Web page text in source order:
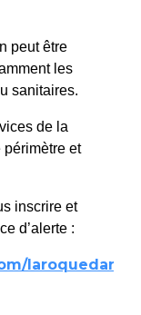
Social
en
peut être
les
sanitaires.
de la
et
inscrire et
d’alerte :